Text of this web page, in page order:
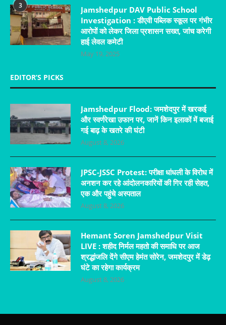
3
Jamshedpur DAV Public School
Investigation : डीएवी पब्लिक स्कूल पर गंभीर
आरोपों को लेकर जिला प्रशासन सख्त, जांच करेगी
हाई लेवल कमेटी
May 19, 2025
EDITOR’S PICKS
Jamshedpur Flood: जमशेदपुर में खरकई
और स्वर्णरेखा उफान पर, जानें किन इलाकों में बजाई
गई बाढ़ के खतरे की घंटी
August 8, 2026
JPSC-JSSC Protest: परीक्षा धांधली के विरोध में
अनशन कर रहे आंदोलनकारियों की गिर रही सेहत,
एक और पहुंचे अस्पताल
August 8, 2026
Hemant Soren Jamshedpur Visit
LIVE : शहीद निर्मल महतो की समाधि पर आज
श्रद्धांजलि देंगे सीएम हेमंत सोरेन, जमशेदपुर में डेढ़
घंटे का रहेगा कार्यक्रम
August 8, 2026